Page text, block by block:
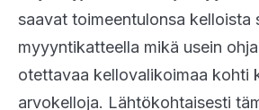
saavat toimeentulonsa kelloista
myyyntikatteella mikä usein
otettavaa kellovalikoimaa kohti
arvokelloja. Lähtökohtaisesti